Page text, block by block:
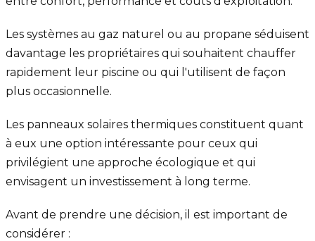
Les systèmes au gaz naturel ou au propane séduisent
davantage les propriétaires qui souhaitent chauffer
rapidement leur piscine ou qui l'utilisent de façon
plus occasionnelle.
Les panneaux solaires thermiques constituent quant
à eux une option intéressante pour ceux qui
privilégient une approche écologique et qui
envisagent un investissement à long terme.
Avant de prendre une décision, il est important de
considérer :